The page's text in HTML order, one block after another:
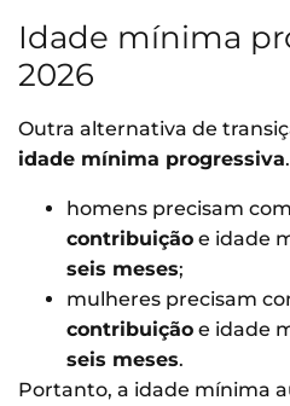
Idade mínima
2026
Outra alternativa de
idade mínima progressiva
homens precisam
contribuição e idade
seis meses;
mulheres precisam
contribuição e idade
seis meses.
Portanto, a idade mínima